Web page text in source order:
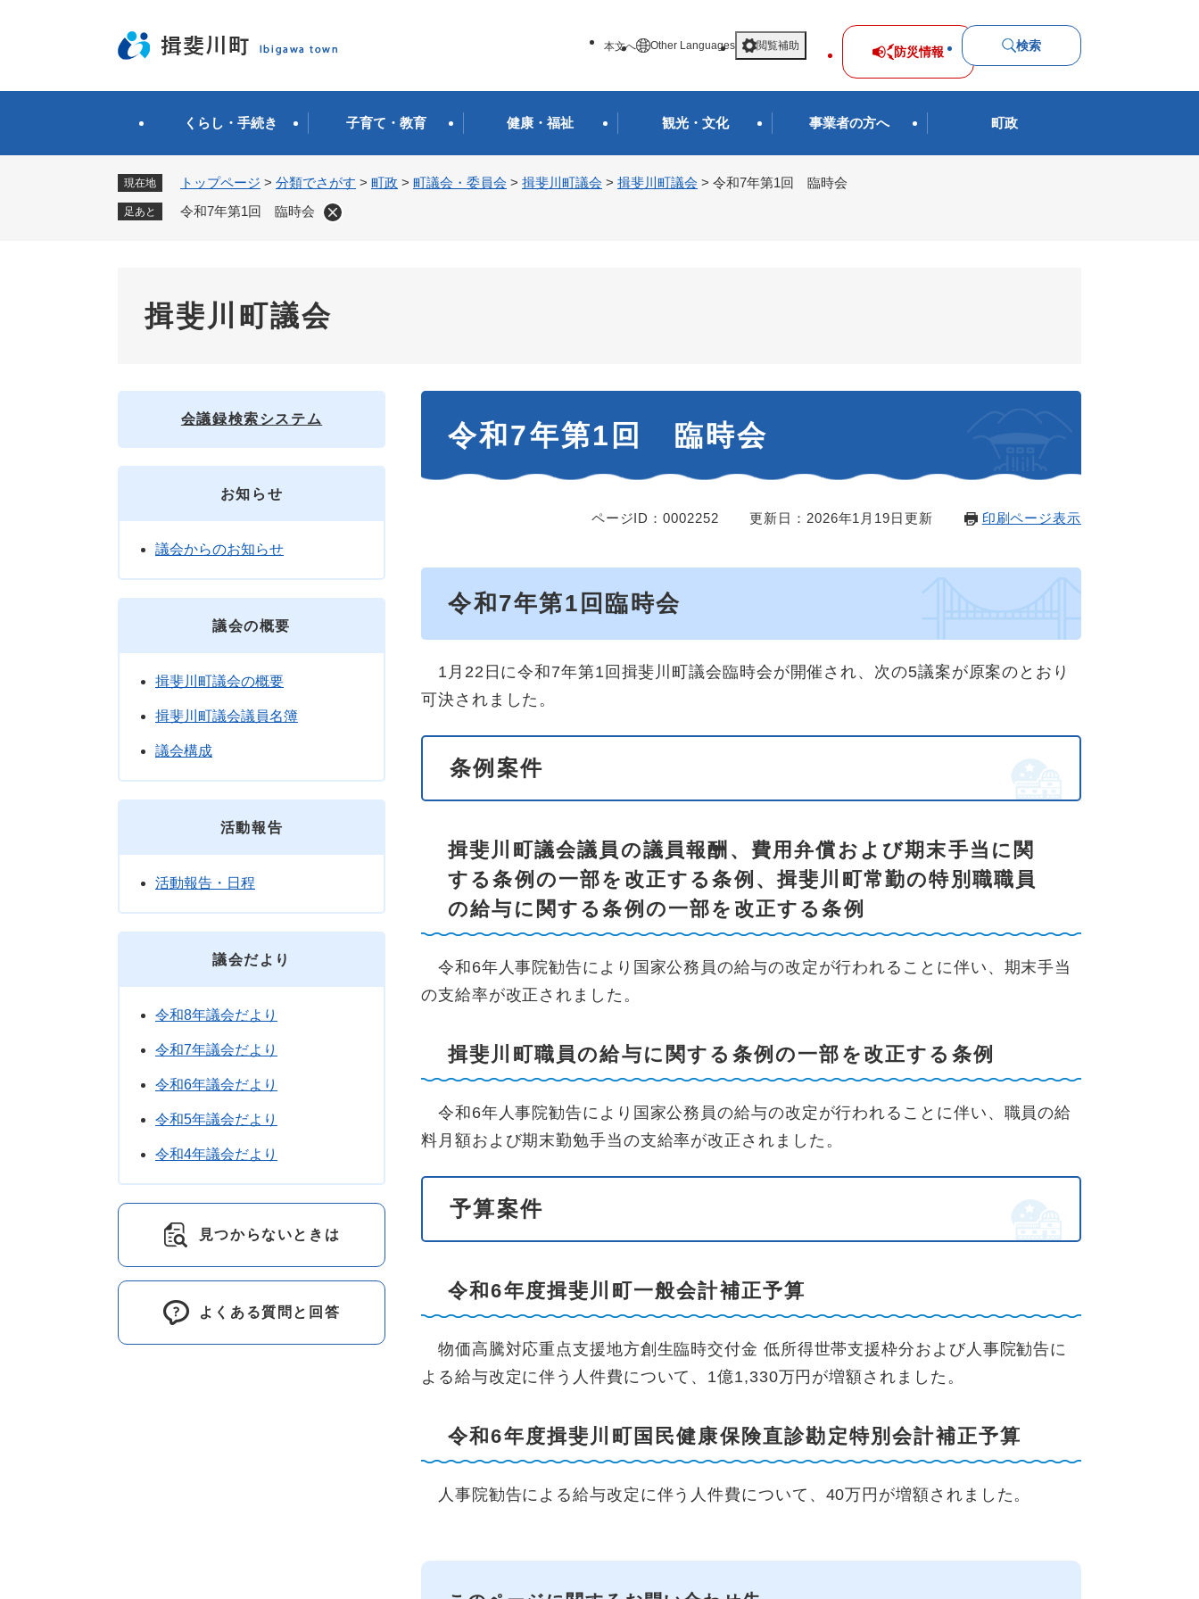
先
す
本文へ Other Languages 閲覧補助 防災情報 検索
くらし・手続き 子育て・教育 健康・福祉 観光・文化 事業者の方へ 町政
現在地 トップページ > 分類でさがす > 町政 > 町議会・委員会 > 揖斐川町議会 > 揖斐川町議会 > 令和7年第1回 臨時会
足あと 令和7年第1回 臨時会
揖斐川町議会
令和7年第1回 臨時会
ページID：0002252 更新日：2026年1月19日更新 印刷ページ表示
令和7年第1回臨時会
1月22日に令和7年第1回揖斐川町議会臨時会が開催され、次の5議案が原案のとおり
可決されました。
条例案件
揖斐川町議会議員の議員報酬、費用弁償および期末手当に関
する条例の一部を改正する条例、揖斐川町常勤の特別職職員
の給与に関する条例の一部を改正する条例
令和6年人事院勧告により国家公務員の給与の改定が行われることに伴い、期末手当
の支給率が改正されました。
揖斐川町職員の給与に関する条例の一部を改正する条例
令和6年人事院勧告により国家公務員の給与の改定が行われることに伴い、職員の給
料月額および期末勤勉手当の支給率が改正されました。
予算案件
令和6年度揖斐川町一般会計補正予算
物価高騰対応重点支援地方創生臨時交付金 低所得世帯支援枠分および人事院勧告に
よる給与改定に伴う人件費について、1億1,330万円が増額されました。
令和6年度揖斐川町国民健康保険直診勘定特別会計補正予算
人事院勧告による給与改定に伴う人件費について、40万円が増額されました。
会議録検索システム
お知らせ
議会からのお知らせ
議会の概要
揖斐川町議会の概要
揖斐川町議会議員名簿
議会構成
活動報告
活動報告・日程
議会だより
令和8年議会だより
令和7年議会だより
令和6年議会だより
令和5年議会だより
令和4年議会だより
見つからないときは
よくある質問と回答